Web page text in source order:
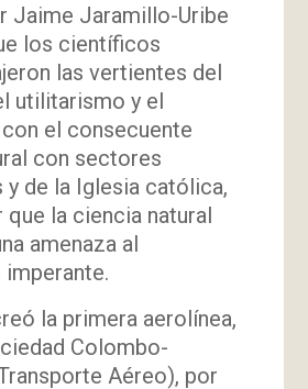
Jaime Jaramillo-Uribe
los científicos
las vertientes del
utilitarismo y el
el consecuente
con sectores
de la Iglesia católica,
que la ciencia natural
amenaza al
la primera aerolínea,
Colombo-
Aéreo), por